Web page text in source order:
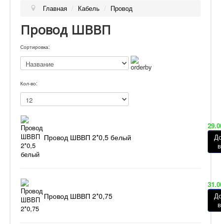
Главная / Кабель / Провод
Провод ШВВП
Сортировка:
Кол-во:
Провод ШВВП 2*0,5 белый
Провод ШВВП 2*0,75